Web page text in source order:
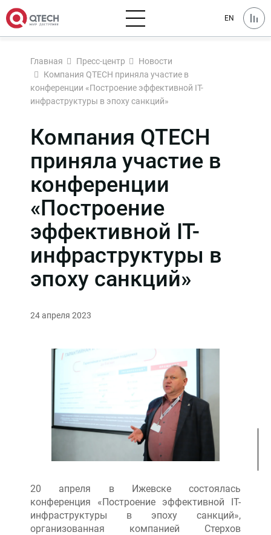
EN
Главная Пресс-центр
Новости
Компания QTECH приняла участие в
конференции «Построение эффективной IT-
инфраструктуры в эпоху санкций»
Компания QTECH
приняла участие в
конференции
«Построение
эффективной IT-
инфраструктуры в
эпоху санкций»
24 апреля 2023
20 апреля в Ижевске состоялась
конференция «Построение эффективной IT-
инфраструктуры в эпоху санкций»,
организованная компанией Стерхов